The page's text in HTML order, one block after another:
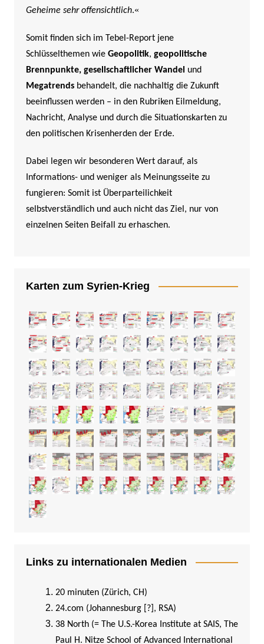
Geheime sehr offensichtlich.«
Somit finden sich im Tebel-Report jene
Schlüsselthemen wie Geopolitik, geopolitische
Brennpunkte, gesellschaftlicher Wandel und
Megatrendsbehandelt, die nachhaltig die Zukunft
beeinflussen werden – in den Rubriken Eilmeldung,
Nachricht, Analyse und durch die Situationskarten zu
den politischen Krisenherden der Erde.
Dabei legen wir besonderen Wert darauf, als
Informations- und weniger als Meinungsseite zu
fungieren: Somit ist Überparteilichkeit
selbstverständlich und auch nicht das Ziel, nur von
einzelnen Seiten Beifall zu erhaschen.
Karten zum Syrien-Krieg
Links zu internationalen Medien
20 minuten (Zürich, CH)
24.com (Johannesburg [?], RSA)
38 North (= The U.S.-Korea Institute at SAIS, The
Paul H. Nitze School of Advanced International